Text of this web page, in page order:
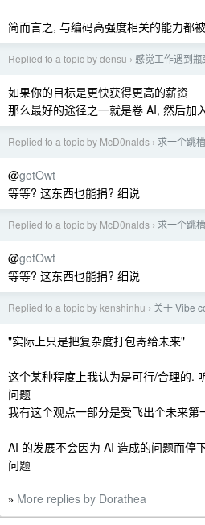
简而言之, 与编码高强度相关的能力都
Replied to a topic by densu › 感觉工作遇到瓶
如果你的目标是更快获得更高的薪资
那么最好的途径之一就是卷 AI, 然后加
Replied to a topic by McD0nalds › 求一个跳
@gotOwt
等等? 这东西也能捐? 细说
Replied to a topic by McD0nalds › 求一个跳
@gotOwt
等等? 这东西也能捐? 细说
Replied to a topic by kenshinhu › 关于 Vibe
"实际上只是把复杂度打包寄给未来"
这个某种程度上我认为是可行/合理的.
问题
我有这个观点一部分是受飞出个未来
AI 的发展不会因为 AI 造成的问题而停
问题
» More replies by Dorathea